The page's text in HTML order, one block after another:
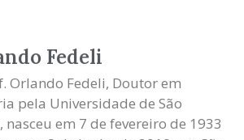
Fedeli
Orlando Fedeli, Doutor em
pela Universidade de São
nasceu em 7 de fevereiro de 1933